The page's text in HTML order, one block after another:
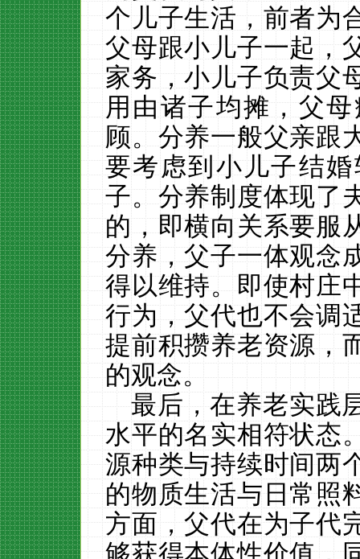
个儿子生活，前者为
父母跟小儿子一起，
家务，小儿子负责父
用由诸子均摊，父
顾。分养一般父亲跟
要考虑到小儿子结
子。分养制度体现了
的，即横向关系要服
分养，父子一体观念
得以维持。即使村庄
行为，父代也不会调
提前积攒养老资源，
的观念。
最后，在养老实践
水平的名实相符状态
源种类与持续时间两
的物质生活与日常照
方面，父代在为子代